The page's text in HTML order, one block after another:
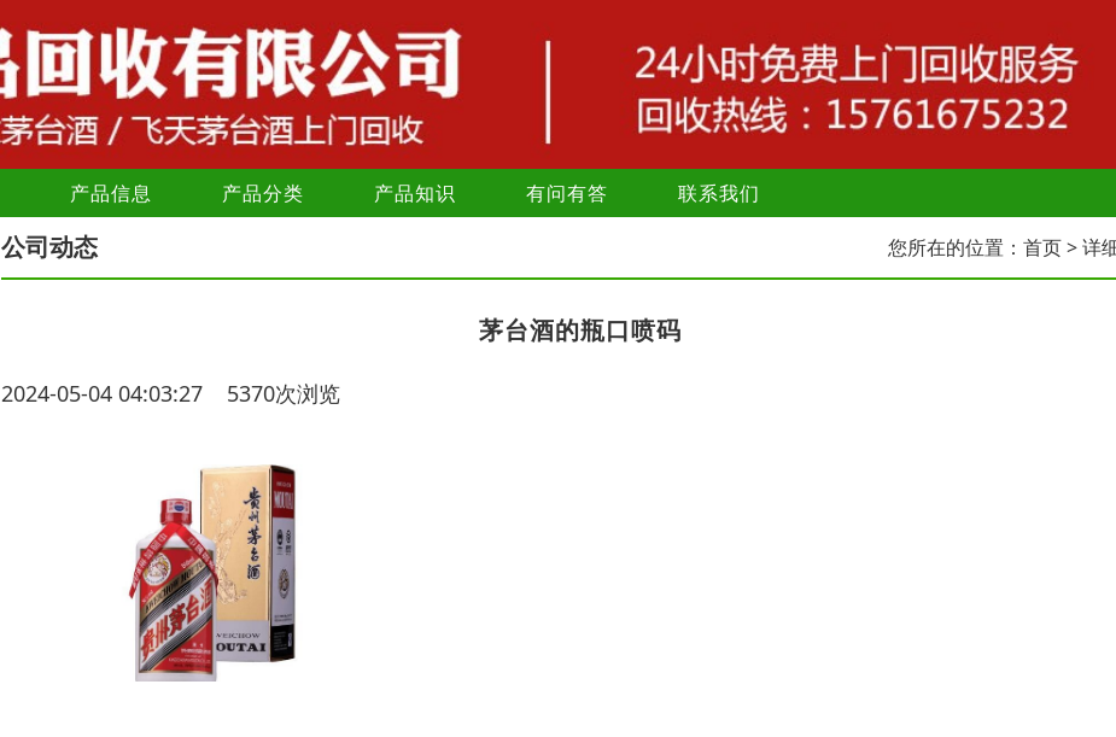
产品信息 产品分类 产品知识 有问有答 联系我们
公司动态 您所在的位置： 首页> 详
茅台酒的瓶口喷码
2024-05-04 04:03:27 5370次浏览